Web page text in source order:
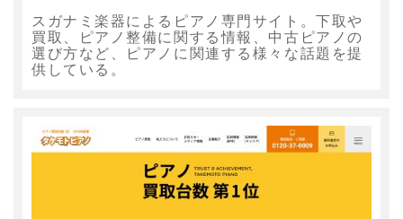
スガナミ楽器によるピアノ専門サイト。下取や
買取、ピアノ整備に関する情報、中古ピアノの
選び方など、ピアノに関連する様々な話題を提
供している。